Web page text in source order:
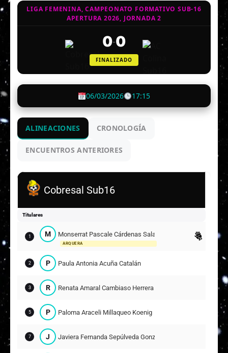
LIGA FEMENINA, CAMPEONATO FORMATIVO SUB-16
APERTURA 2026, JORNADA 2
0-0
FINALIZADO
06/03/2026 17:15
ALINEACIONES CRONOLOGÍA
ENCUENTROS ANTERIORES
Cobresal Sub16
Titulares
1 M Monserrat Pascale Cárdenas Salas
ARQUERA
2 P Paula Antonia Acuña Catalán
3 R Renata Amaral Cambiaso Herrera
5 P Paloma Araceli Millaqueo Koenig
7 J Javiera Fernanda Sepúlveda González